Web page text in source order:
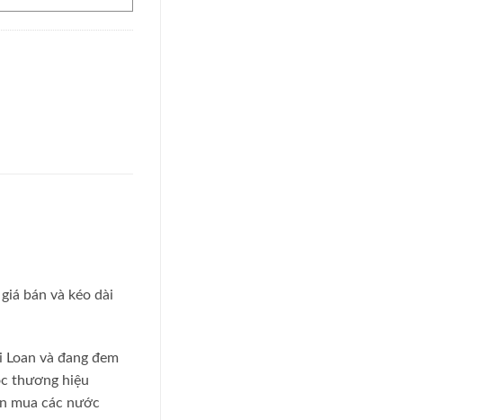
giá bán và kéo dài
Loan và đang đem
thương hiệu
mua các nước